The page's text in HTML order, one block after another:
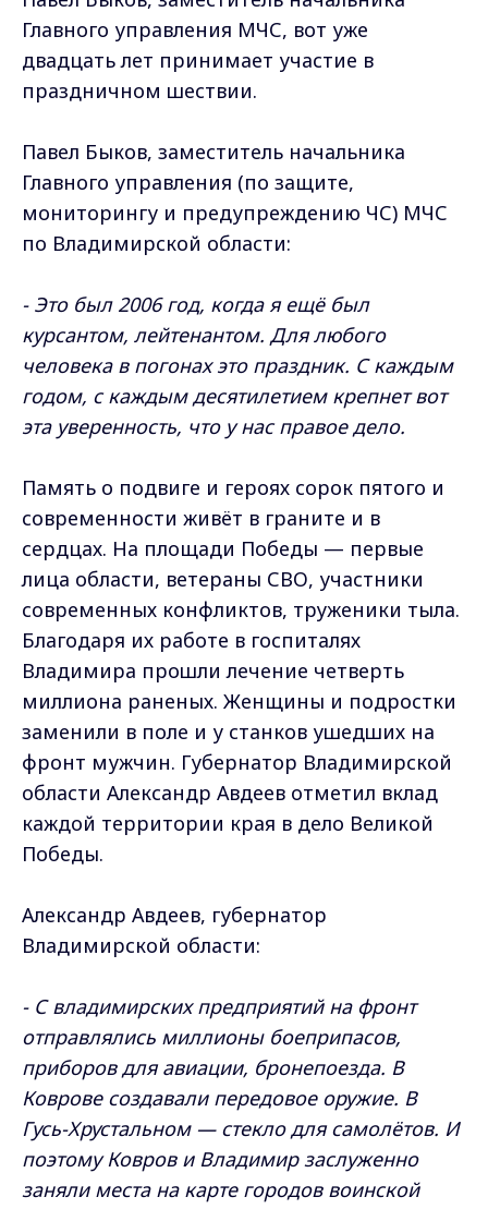
Главного управления МЧС, вот уже
двадцать лет принимает участие в
праздничном шествии.
Павел Быков, заместитель начальника
Главного управления (по защите,
мониторингу и предупреждению ЧС) МЧС
по Владимирской области:
- Это был 2006 год, когда я ещё был
курсантом, лейтенантом. Для любого
человека в погонах это праздник. С каждым
годом, с каждым десятилетием крепнет вот
эта уверенность, что у нас правое дело.
Память о подвиге и героях сорок пятого и
современности живёт в граните и в
сердцах. На площади Победы — первые
лица области, ветераны СВО, участники
современных конфликтов, труженики тыла.
Благодаря их работе в госпиталях
Владимира прошли лечение четверть
миллиона раненых. Женщины и подростки
заменили в поле и у станков ушедших на
фронт мужчин. Губернатор Владимирской
области Александр Авдеев отметил вклад
каждой территории края в дело Великой
Победы.
Александр Авдеев, губернатор
Владимирской области:
- С владимирских предприятий на фронт
отправлялись миллионы боеприпасов,
приборов для авиации, бронепоезда. В
Коврове создавали передовое оружие. В
Гусь-Хрустальном — стекло для самолётов. И
поэтому Ковров и Владимир заслуженно
заняли места на карте городов воинской